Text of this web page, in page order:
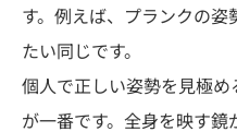
す。例えば、プランクの
たい同じです。
個人で正しい姿勢を見極
が一番です。全身を映す